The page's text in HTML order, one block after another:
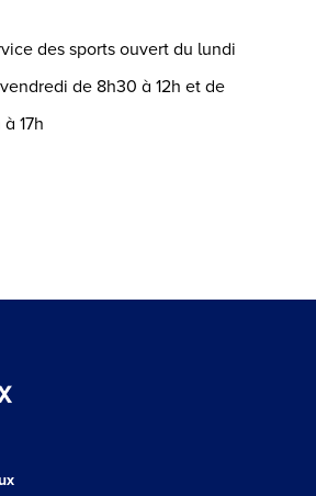
des sports ouvert du lundi
de 8h30 à 12h et de
à 17h